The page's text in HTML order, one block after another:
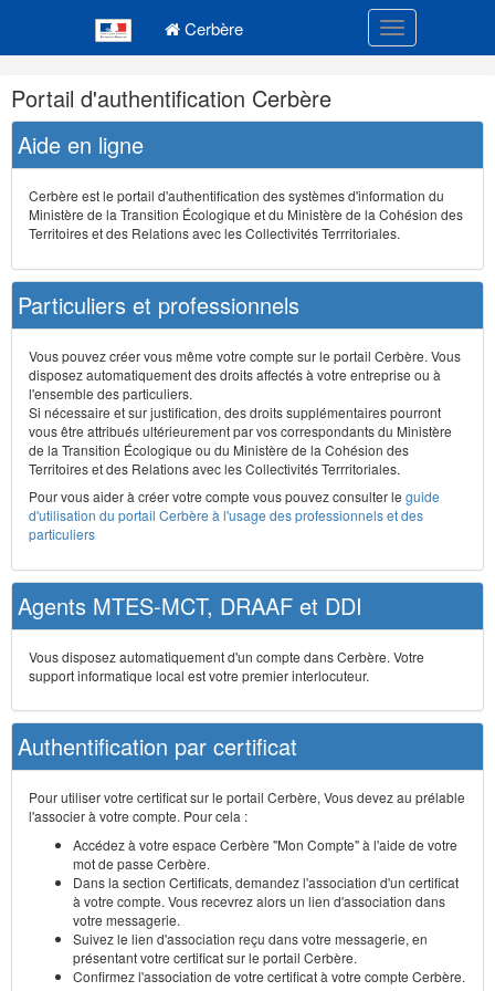
Cerbère Toggle
Navigation
et
outils
annexes
Portail d'authentification Cerbère
Aide en ligne
Cerbère est le portail d'authentification des systèmes d'information du
Ministère de la Transition Écologique et du Ministère de la Cohésion des
Territoires et des Relations avec les Collectivités Terrritoriales.
Particuliers et professionnels
Vous pouvez créer vous même votre compte sur le portail Cerbère. Vous
disposez automatiquement des droits affectés à votre entreprise ou à
l'ensemble des particuliers.
Si nécessaire et sur justification, des droits supplémentaires pourront
vous être attribués ultérieurement par vos correspondants du Ministère
de la Transition Écologique ou du Ministère de la Cohésion des
Territoires et des Relations avec les Collectivités Terrritoriales.
Pour vous aider à créer votre compte vous pouvez consulter le guide
d'utilisation du portail Cerbère à l'usage des professionnels et des
particuliers
Agents MTES-MCT, DRAAF et DDI
Vous disposez automatiquement d'un compte dans Cerbère. Votre
support informatique local est votre premier interlocuteur.
Authentification par certificat
Pour utiliser votre certificat sur le portail Cerbère, Vous devez au prélable
l'associer à votre compte. Pour cela :
Accédez à votre espace Cerbère "Mon Compte" à l'aide de votre
mot de passe Cerbère.
Dans la section Certificats, demandez l'association d'un certificat
à votre compte. Vous recevrez alors un lien d'association dans
votre messagerie.
Suivez le lien d'association reçu dans votre messagerie, en
présentant votre certificat sur le portail Cerbère.
Confirmez l'association de votre certificat à votre compte Cerbère.